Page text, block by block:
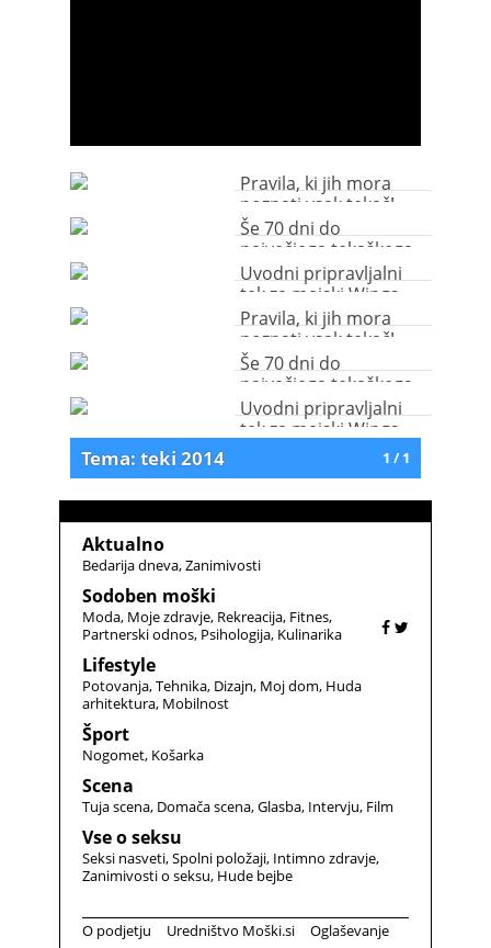
Pravila, ki jih mora
poznati vsak tekač!
Še 70 dni do
največjega tekaškega
dogodka na svetu
Uvodni pripravljalni
tek za majski Wings
for Life 2014
Pravila, ki jih mora
poznati vsak tekač!
Še 70 dni do
največjega tekaškega
dogodka na svetu
Uvodni pripravljalni
tek za majski Wings
1 / 1
Tema: teki 2014
Aktualno
Bedarija dneva Zanimivosti
Sodoben moški
Moda Moje zdravje Rekreacija Fitnes
Partnerski odnos Psihologija Kulinarika
Lifestyle
Potovanja Tehnika Dizajn Moj dom Huda
arhitektura Mobilnost
Šport
Nogomet Košarka
Scena
Tuja scena Domača scena Glasba Intervju Film
Vse o seksu
Seksi nasveti Spolni položaji Intimno zdravje
Zanimivosti o seksu Hude bejbe
O podjetju Uredništvo Moški.si
Oglaševanje